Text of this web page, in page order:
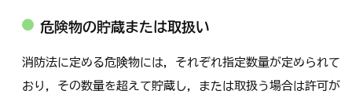
危険物の貯蔵または取扱い
消防法に定める危険物には，それぞれ指定数量が定められて
おり，その数量を超えて貯蔵し，または取扱う場合は許可が